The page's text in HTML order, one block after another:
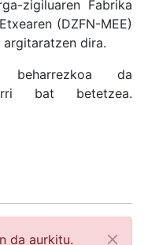
zigiluaren Fabrika
(DZFN-MEE)
dira.
da
orri bat betetzea.
da aurkitu.